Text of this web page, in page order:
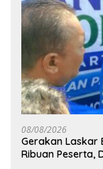
08/08/2026
Gerakan Laskar
Ribuan Peserta,